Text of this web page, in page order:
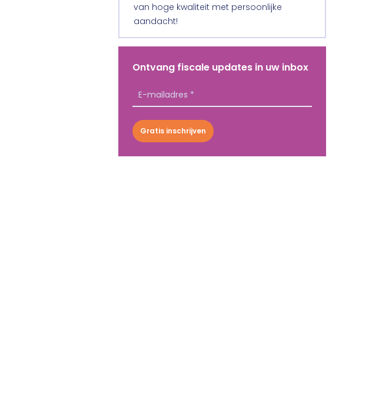
van hoge kwaliteit met persoonlijke
aandacht!
Ontvang fiscale updates in uw inbox
Gratis inschrijven